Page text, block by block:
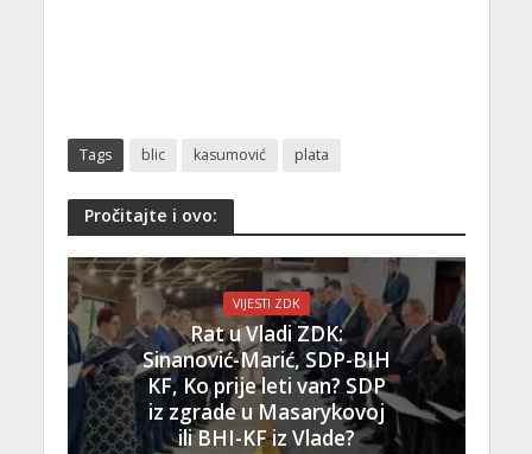
Tags blic kasumović plata
Pročitajte i ovo:
VIJESTI ZDK
Rat u Vladi ZDK:
Sinanović-Marić, SDP-BIH
KF, Ko prije leti van? SDP
iz zgrade u Masarykovoj
ili BHI-KF iz Vlade?